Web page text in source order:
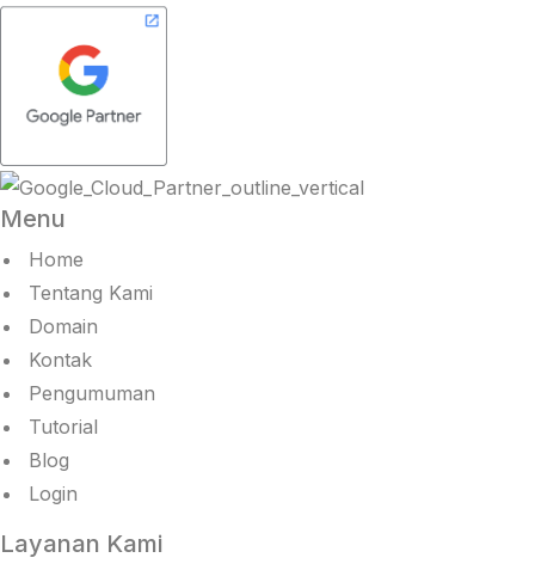
Menu
Home
Tentang Kami
Domain
Kontak
Pengumuman
Tutorial
Blog
Login
Layanan Kami